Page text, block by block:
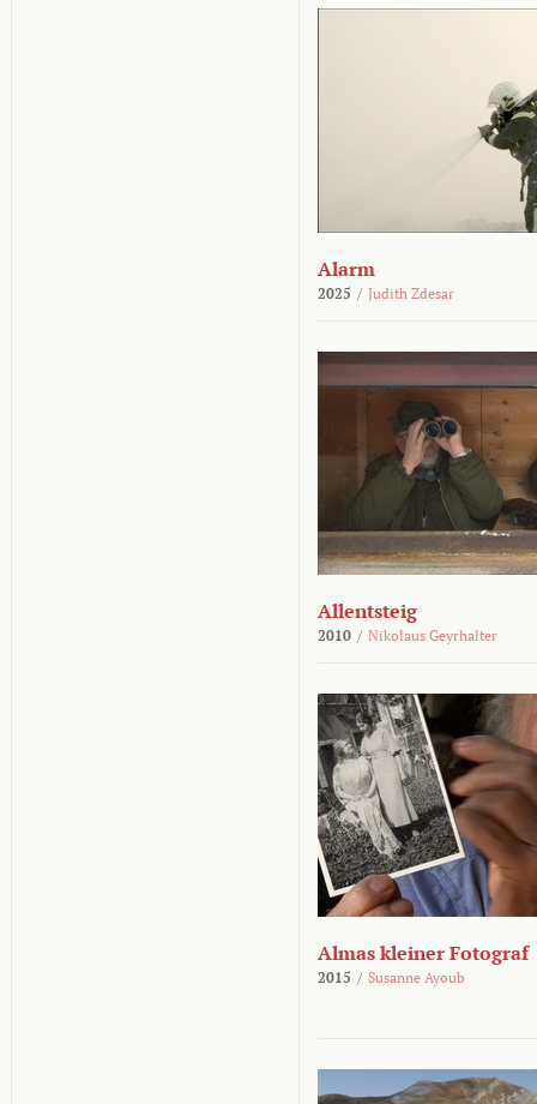
Alarm
2025 / Judith Zdesar
Allentsteig
2010 / Nikolaus Geyrhalter
Almas kleiner Fotograf
2015 / Susanne Ayoub